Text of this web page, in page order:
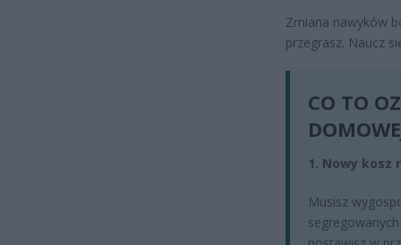
Zmiana nawyków
przegrasz. Naucz
CO TO
1. Nowy kosz
Musisz